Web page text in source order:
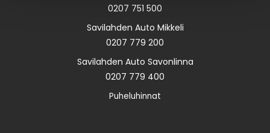
0207 751 500
Savilahden Auto Mikkeli
0207 779 200
Savilahden Auto Savonlinna
0207 779 400
Puheluhinnat